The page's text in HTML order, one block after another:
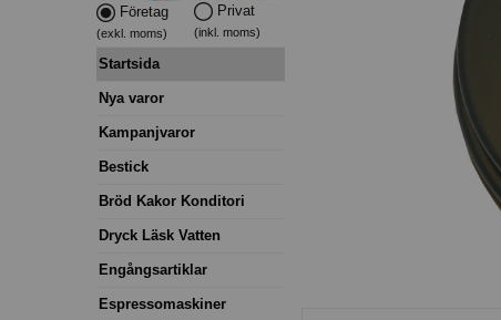
Företag
(exkl. moms)
Privat
(inkl. moms)
Startsida
Nya varor
Kampanjvaror
Bestick
Bröd Kakor Konditori
Dryck Läsk Vatten
Engångsartiklar
Espressomaskiner